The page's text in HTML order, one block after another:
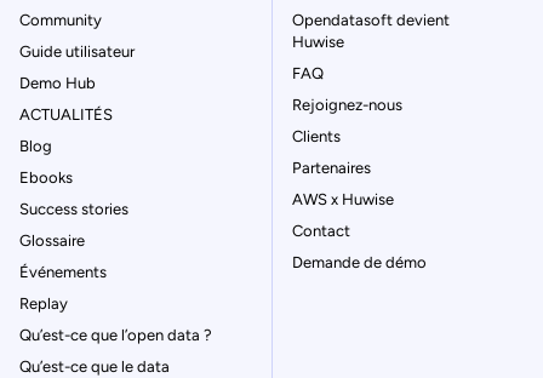
Community
Guide utilisateur
Demo Hub
ACTUALITÉS
Blog
Ebooks
Success stories
Glossaire
Événements
Replay
Qu’est-ce que l’open data ?
Qu’est-ce que le data
Opendatasoft devient
Huwise
FAQ
Rejoignez-nous
Clients
Partenaires
AWS x Huwise
Contact
Demande de démo